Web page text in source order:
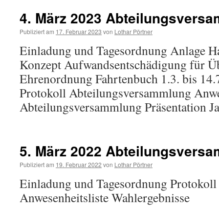
4. März 2023
Publiziert am 17. Februar 2023 von Lothar Pörtner
Einladung und Tagesordnung Anlage
Konzept Aufwandsentschädigung für
Ehrenordnung Fahrtenbuch 1.3. bis
Protokoll Abteilungsversammlung
Abteilungsversammlung Präsentation
5. März 2022
Publiziert am 19. Februar 2022 von Lothar Pörtner
Einladung und Tagesordnung
Anwesenheitsliste Wahlergebnisse